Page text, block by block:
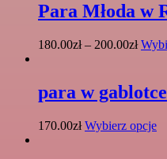
Para Młoda w
180.00zł– 200.00zł
para w gablotce
170.00zł Wybierz opcje